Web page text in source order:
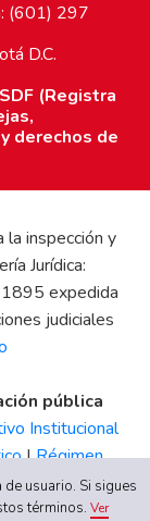
(601) 297
D.C.
(Registra
derechos de
la inspección y
Jurídica:
expedida
judiciales
pública
Institucional
|Régimen
Ética| Canal
usuario. Si sigues
términos.Ver